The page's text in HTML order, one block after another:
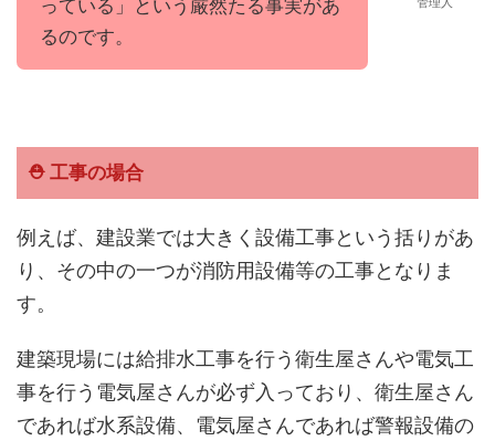
っている」という厳然たる事実があ
るのです。
⛑ 工事の場合
例えば、建設業では大きく設備工事という括りがあ
り、その中の一つが消防用設備等の工事となりま
す。
建築現場には給排水工事を行う衛生屋さんや電気工
事を行う電気屋さんが必ず入っており、衛生屋さん
であれば水系設備、電気屋さんであれば警報設備の